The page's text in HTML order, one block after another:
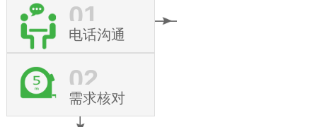
01
电话沟通
02
需求核对